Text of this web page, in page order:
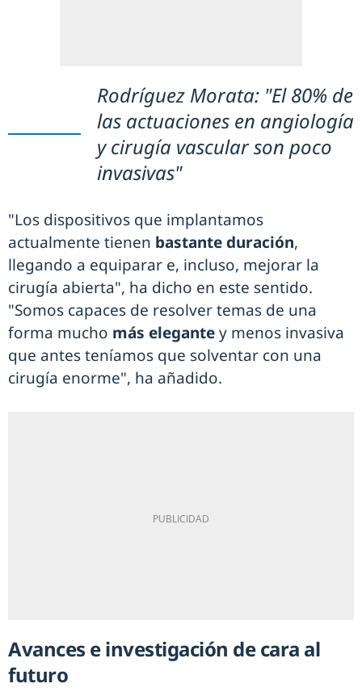
Rodríguez Morata: "El 80% de
las actuaciones en angiología
y cirugía vascular son poco
invasivas"
"Los dispositivos que implantamos
actualmente tienen bastante duración,
llegando a equiparar e, incluso, mejorar la
cirugía abierta", ha dicho en este sentido.
"Somos capaces de resolver temas de una
forma mucho más elegantey menos invasiva
que antes teníamos que solventar con una
cirugía enorme", ha añadido.
Avances e investigación de cara al
futuro